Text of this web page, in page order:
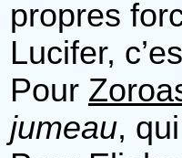
propres
Lucifer,
Pour
jumeau,